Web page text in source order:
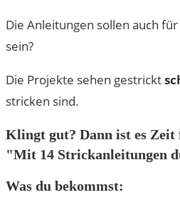
Die Anleitungen sollen auch für
sein?
Die Projekte sehen gestrickt
stricken sind.
Klingt gut? Dann ist es Zeit
"Mit 14 Strickanleitungen
Was du bekommst: